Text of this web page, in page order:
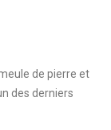
de pierre et
des derniers